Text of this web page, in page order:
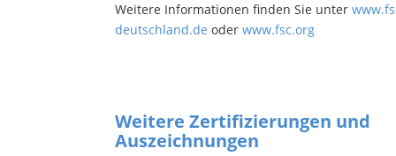
Weitere Informationen finden Sie unter
deutschland.de oder www.fsc.org
Weitere Zertifizierungen und
Auszeichnungen